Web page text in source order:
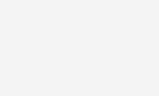
oder telefonisch